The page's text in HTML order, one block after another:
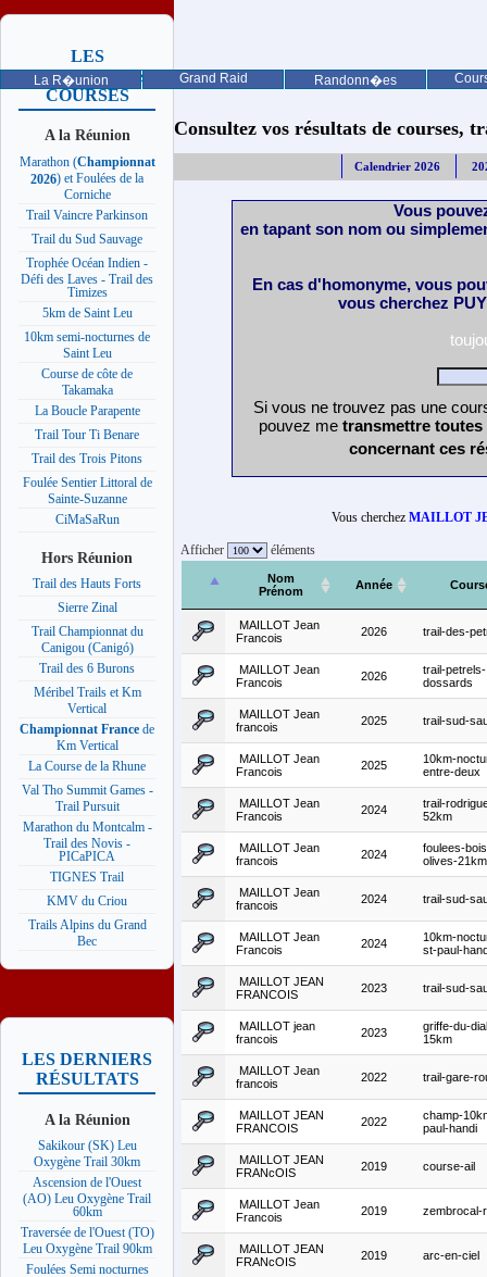
La R�union Grand Raid Randonn�es
LES
PROCHAINES
COURSES
A la Réunion
Marathon (Championnat
2026) et Foulées de la
Corniche
Trail Vaincre Parkinson
Trail du Sud Sauvage
Trophée Océan Indien -
Défi des Laves - Trail des
Timizes
5km de Saint Leu
10km semi-nocturnes de
Saint Leu
Course de côte de
Takamaka
La Boucle Parapente
Trail Tour Ti Benare
Trail des Trois Pitons
Foulée Sentier Littoral de
Sainte-Suzanne
CiMaSaRun
Hors Réunion
Trail des Hauts Forts
Sierre Zinal
Trail Championnat du
Canigou (Canigó)
Trail des 6 Burons
Méribel Trails et Km
Vertical
Championnat France de
Km Vertical
La Course de la Rhune
Val Tho Summit Games -
Trail Pursuit
Marathon du Montcalm -
Trail des Novis -
PICaPICA
TIGNES Trail
KMV du Criou
Trails Alpins du Grand
Bec
LES DERNIERS
RÉSULTATS
A la Réunion
Sakikour (SK) Leu
Oxygène Trail 30km
Ascension de l'Ouest
(AO) Leu Oxygène Trail
60km
Traversée de l'Ouest (TO)
Leu Oxygène Trail 90km
Foulées Semi nocturnes
Consultez vos résultats de courses,
Calendrier 2026
Vous
en tapant son nom ou
En cas d'homonyme, vous
vous cherchez
Si vous ne trouvez pas une
pouvez me transmettre
concernant ces
Vous cherchez MAILLOT
Afficher éléments
Nom
Prénom
Année
MAILLOT Jean
Francois
2026 trail-des-
MAILLOT Jean
Francois
2026
trail-petrels-
dossards
MAILLOT Jean
francois
2025 trail-sud-
MAILLOT Jean
Francois
2025
10km-
entre-deux
MAILLOT Jean
Francois
2024
trail-
52km
MAILLOT Jean
francois
2024
foulees-
olives-21km
MAILLOT Jean
francois
2024 trail-sud-
MAILLOT Jean
Francois
2024
10km-
st-paul-
MAILLOT JEAN
FRANCOIS
2023 trail-sud-
MAILLOT jean
francois
2023
griffe-du-
15km
MAILLOT Jean
francois
2022 trail-gare-
MAILLOT JEAN
FRANCOIS
2022
champ-
paul-handi
MAILLOT JEAN
FRANcOIS
2019 course-ail
MAILLOT Jean
Francois
2019 zembrocal-
MAILLOT JEAN
FRANcOIS
2019 arc-en-ciel